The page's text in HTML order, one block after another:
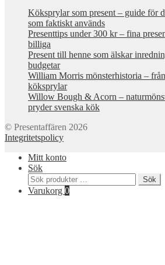
Köksprylar som present – guide för
som faktiskt används
Presenttips under 300 kr – fina
billiga
Present till henne som älskar
budgetar
William Morris mönsterhistoria –
köksprylar
Willow Bough & Acorn –
pryder svenska kök
© Presentaffären 2026
Integritetspolicy
Mitt konto
Sök
Sök
efter:
Sök
Varukorg 0